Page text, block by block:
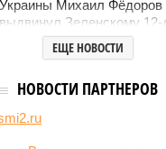
Украины Михаил Фёдоров
выдвинул Зеленскому
ультиматум
Удары США лишь
блогер передумал из-за
ЕЩЕ НОВОСТИ
НОВОСТИ ПАРТНЕРОВ